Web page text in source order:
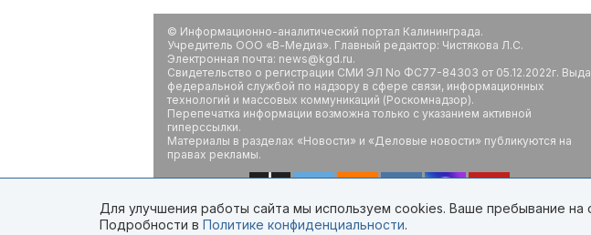
© Информационно-аналитический портал Калининграда.
Учредитель ООО «В-Медиа». Главный редактор: Чистякова Л.С.
Электронная почта: news@kgd.ru.
Свидетельство о регистрации СМИ ЭЛ No ФС77-84303 от 05.12.2022г.
федеральной службой по надзору в сфере связи, информационных
технологий и массовых коммуникаций (Роскомнадзор).
Перепечатка информации возможна только с указанием активной
гиперссылки.
Материалы в разделах «Новости» и «Деловые новости» публикуются на
правах рекламы.
Для улучшения работы сайта мы используем cookies. Ваше пребывание на
Подробности в Политике конфиденциальности.